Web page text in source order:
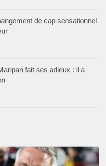
de cap sensationnel
fait ses adieux : il a